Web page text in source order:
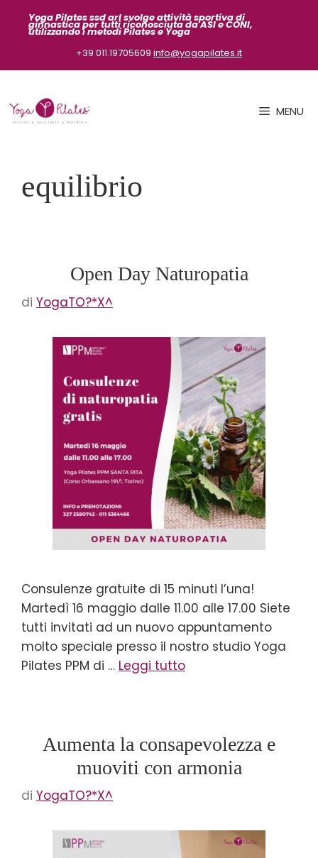
Yoga Pilates ssd arl svolge attività sportivadi
ginnastica per tutti riconosciuta da ASIe CONI,
utilizzando i metodi Pilates e Yoga
+39 011.19705609 info@yogapilates.it
MENU
equilibrio
Open Day Naturopatia
di YogaTO?*X^
Consulenze gratuite di 15 minuti l’una!
Martedì 16 maggio dalle 11.00 alle 17.00 Siete
tutti invitati ad un nuovo appuntamento
molto speciale presso il nostro studio Yoga
Pilates PPM di … Leggi tutto
Aumenta la consapevolezza e
muoviti con armonia
di YogaTO?*X^